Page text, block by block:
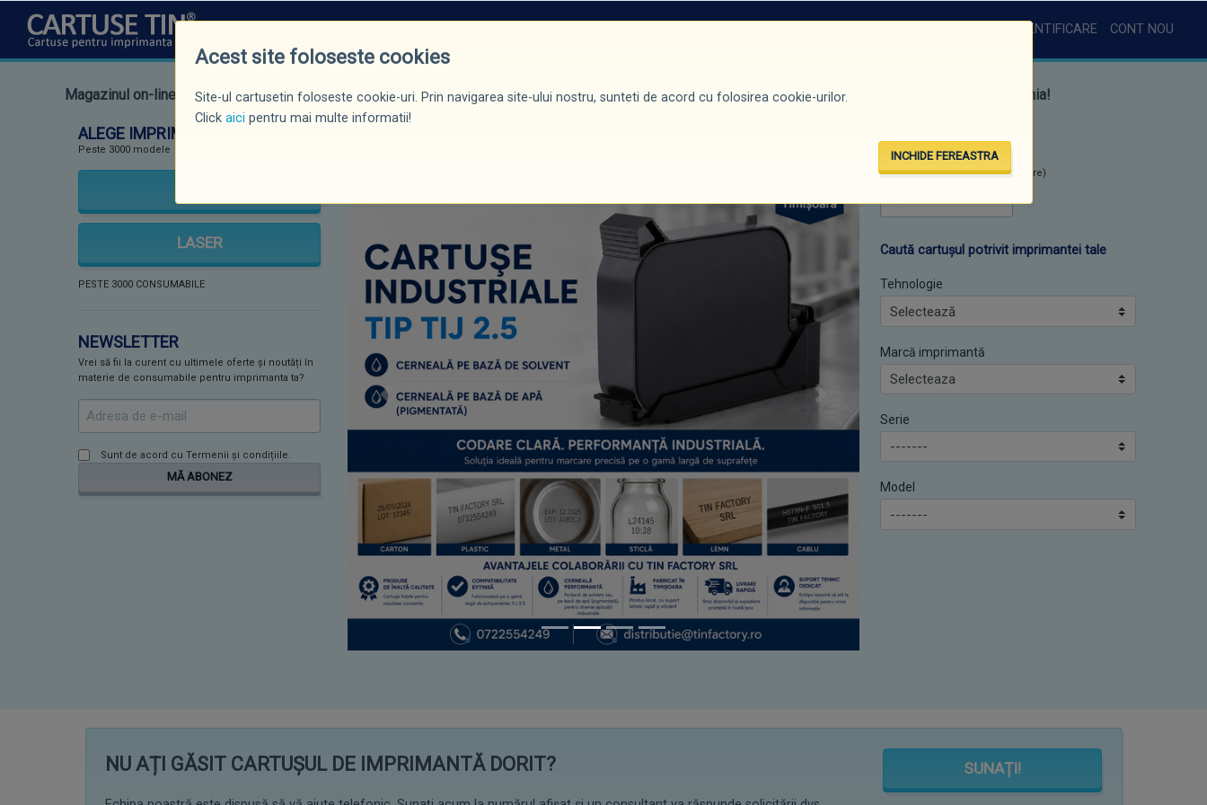
AUTENTIFICARE CONT NOU
Magazinul on-line al fabricii de cartușe TIN®. Comandați și primiți într-un timp scurt (24/72h) orice cartuș pentru imprimanta dvs., oriunde v-ați afla în România!
ALEGE IMPRIMANTA
Peste 3000 modele
LASER
PESTE 3000 CONSUMABILE
NEWSLETTER
Vrei să fii la curent cu ultimele oferte și noutăți în
materie de consumabile pentru imprimanta ta?
Sunt de acord cu Termenii și condițiile
MĂ ABONEZ
Căutare rapidă(minim 3 caractere)
Caută cartușul potrivit imprimantei tale
Tehnologie
Marcă imprimantă
Serie
Model
NU AȚI GĂSIT CARTUȘUL DE IMPRIMANTĂ DORIT? SUNAȚI!
Acest site foloseste cookies
Site-ul cartusetin foloseste cookie-uri. Prin navigarea site-ului nostru, sunteti de acord cu folosirea cookie-urilor.
Clickaici pentru mai multe informatii!
INCHIDE FEREASTRA